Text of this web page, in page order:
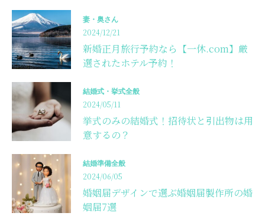
妻・奥さん
2024/12/21
新婚正月旅行予約なら【一休.com】厳
選されたホテル予約！
結婚式・挙式全般
2024/05/11
挙式のみの結婚式！招待状と引出物は用
意するの？
結婚準備全般
2024/06/05
婚姻届デザインで選ぶ婚姻届製作所の婚
姻届7選